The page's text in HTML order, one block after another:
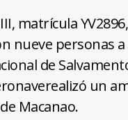
matrícula
nueve personas
de
un
Macanao.